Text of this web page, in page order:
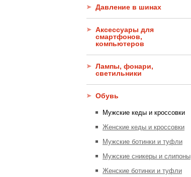
Давление в шинах
Аксессуары для
смартфонов,
компьютеров
Лампы, фонари,
светильники
Обувь
Мужские кеды и кроссовки
Женские кеды и кроссовки
Мужские ботинки и туфли
Мужские сникеры и слипоны
Женские ботинки и туфли